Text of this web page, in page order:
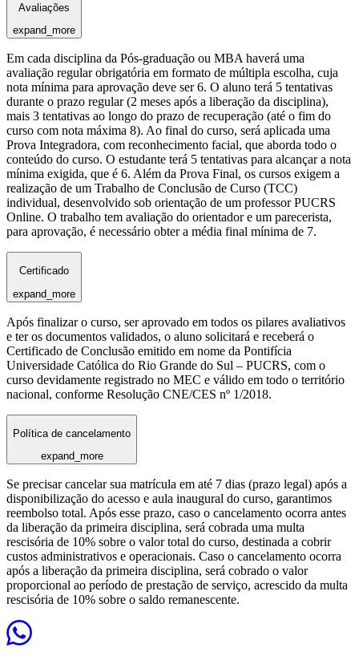
Avaliações
expand_more
Em cada disciplina da Pós-graduação ou MBA haverá uma
avaliação regular obrigatória em formato de múltipla escolha, cuja
nota mínima para aprovação deve ser 6. O aluno terá 5 tentativas
durante o prazo regular (2 meses após a liberação da disciplina),
mais 3 tentativas ao longo do prazo de recuperação (até o fim do
curso com nota máxima 8). Ao final do curso, será aplicada uma
Prova Integradora, com reconhecimento facial, que aborda todo o
conteúdo do curso. O estudante terá 5 tentativas para alcançar a nota
mínima exigida, que é 6. Além da Prova Final, os cursos exigem a
realização de um Trabalho de Conclusão de Curso (TCC)
individual, desenvolvido sob orientação de um professor PUCRS
Online. O trabalho tem avaliação do orientador e um parecerista,
para aprovação, é necessário obter a média final mínima de 7.
Certificado
expand_more
Após finalizar o curso, ser aprovado em todos os pilares avaliativos
e ter os documentos validados, o aluno solicitará e receberá o
Certificado de Conclusão emitido em nome da Pontifícia
Universidade Católica do Rio Grande do Sul – PUCRS, com o
curso devidamente registrado no MEC e válido em todo o território
nacional, conforme Resolução CNE/CES nº 1/2018.
Política de cancelamento
expand_more
Se precisar cancelar sua matrícula em até 7 dias (prazo legal) após a
disponibilização do acesso e aula inaugural do curso, garantimos
reembolso total. Após esse prazo, caso o cancelamento ocorra antes
da liberação da primeira disciplina, será cobrada uma multa
rescisória de 10% sobre o valor total do curso, destinada a cobrir
custos administrativos e operacionais. Caso o cancelamento ocorra
após a liberação da primeira disciplina, será cobrado o valor
proporcional ao período de prestação de serviço, acrescido da multa
rescisória de 10% sobre o saldo remanescente.